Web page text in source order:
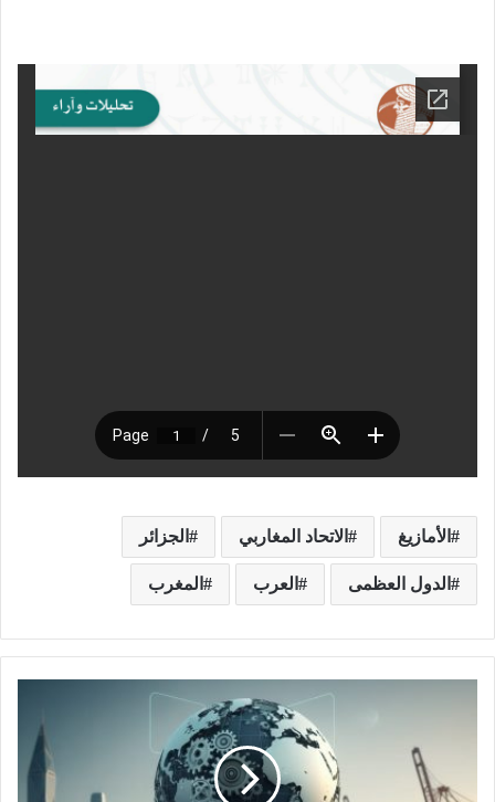
الأمازيغ الاتحاد المغاربي الجزائر
الدول العظمى العرب المغرب